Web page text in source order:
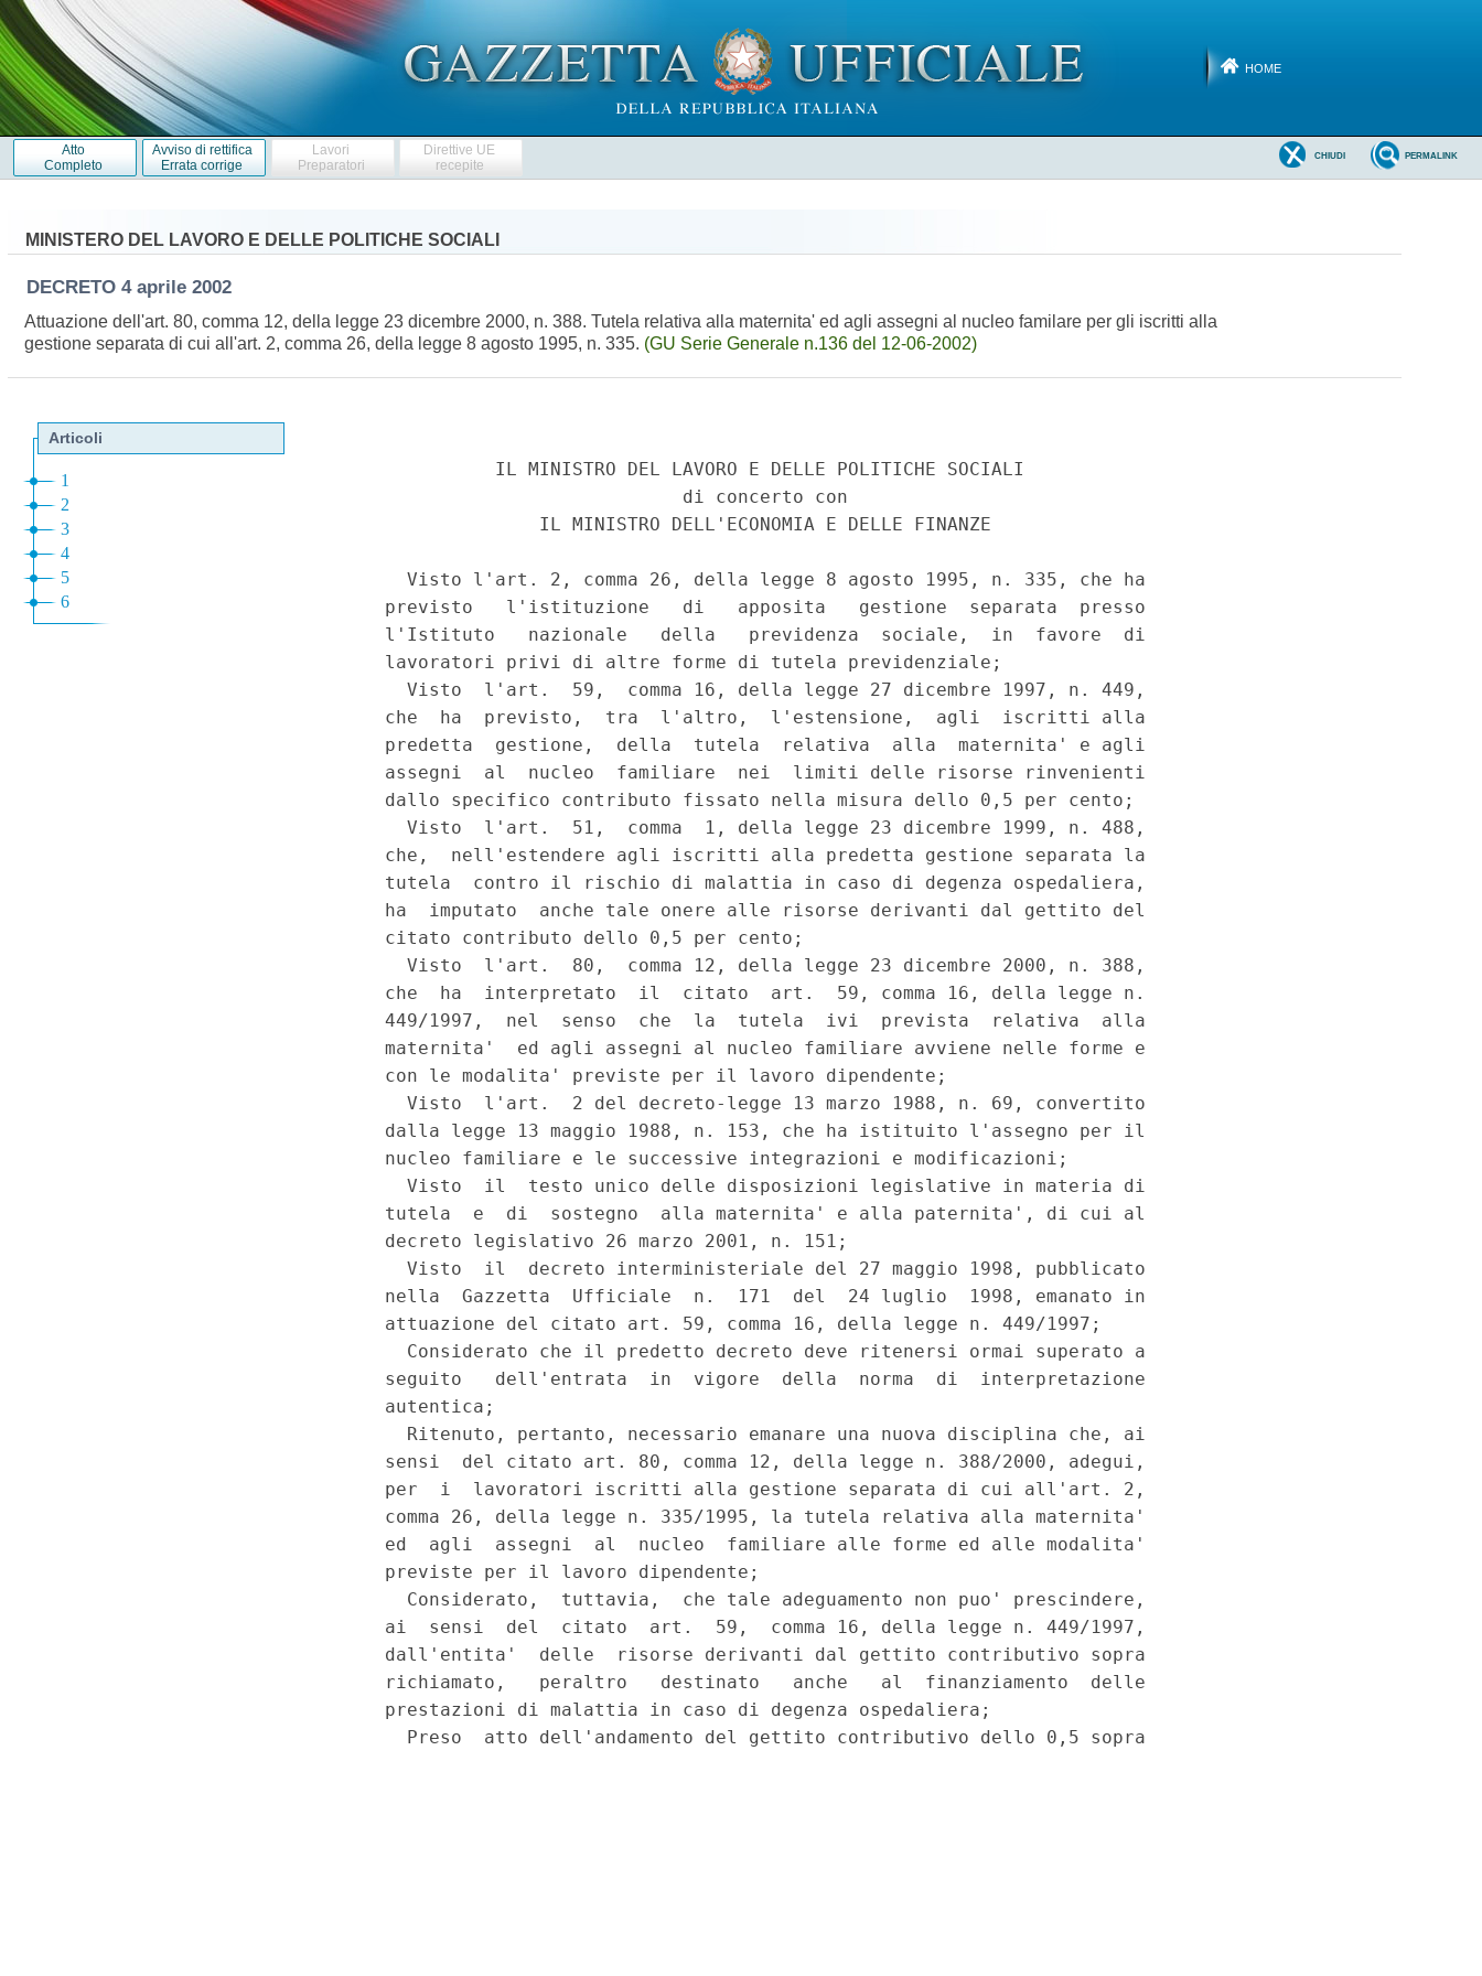
HOME
Atto
Completo
Avviso di rettifica
Errata corrige
Lavori
Preparatori
Direttive UE
recepite
PERMALINK
CHIUDI
MINISTERO DEL LAVORO E DELLE POLITICHE SOCIALI
DECRETO 4 aprile 2002
Attuazione dell'art. 80, comma 12, della legge 23 dicembre 2000, n. 388. Tutela relativa alla maternita' ed agli assegni al nucleo familare per gli iscritti alla
gestione separata di cui all'art. 2, comma 26, della legge 8 agosto 1995, n. 335. (GU Serie Generale n.136 del 12-06-2002)